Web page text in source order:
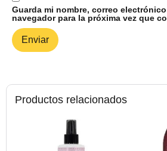
Productos relacionados
Guarda mi nombre, correo
navegador para la próxima vez que